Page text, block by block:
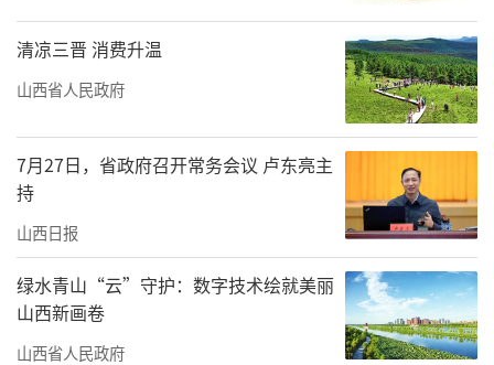
种，正在成为全省转型发展的重要引擎。
这里，就是山西转型综合改革示范区。
2020年5月12日，习近平总书记在山西转型
综合改革示范区考察时强调：“建设转型综合
改革示范区，是党中央赋予山西的一项重大任
务，也是实现山西转型发展的关键一招。山西
要有紧迫感，更要有长远战略谋划，正确的就
要坚持下去，久久为功，不要反复、不要折
腾，争取早日蹚出一条转型发展的新路子。”
清凉三晋 消费升温
山西省人民政府
7月27日，省政府召开常务会议 卢东亮主
持
山西日报
绿水青山“云”守护：数字技术绘就美丽
山西新画卷
山西省人民政府